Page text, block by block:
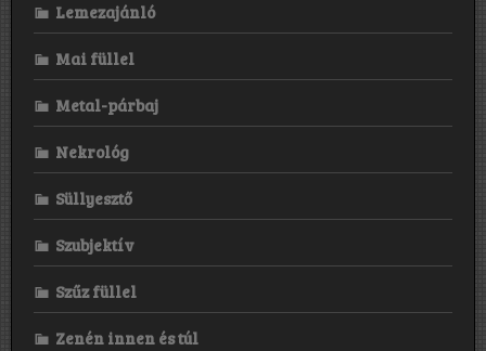
Lemezajánló
Mai füllel
Metal-párbaj
Nekrológ
Süllyesztő
Szubjektív
Szűz füllel
Zenén innen és túl